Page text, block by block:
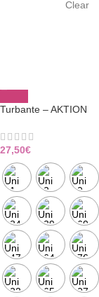
Clear
Turbante – AKTION
27,50€